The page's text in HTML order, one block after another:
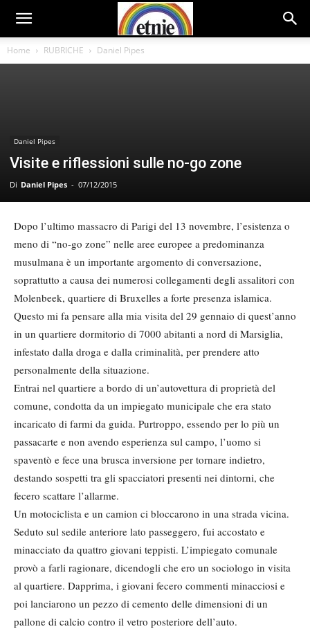
Home RUBRICHE Daniel Pipes
Daniel Pipes
Visite e riflessioni sulle no-go zone
Di Daniel Pipes - 07/12/2015
Dopo l’ultimo massacro di Parigi del 13 novembre, l’esistenza o
meno di “no-go zone” nelle aree europee a predominanza
musulmana è un importante argomento di conversazione,
soprattutto a causa dei numerosi collegamenti degli assalitori con
Molenbeek, quartiere di Bruxelles a forte presenza islamica.
Questo mi fa pensare alla mia visita del 29 gennaio di quest’anno
in un quartiere dormitorio di 7000 abitanti a nord di Marsiglia,
infestato dalla droga e dalla criminalità, per prendere atto
personalmente della situazione.
Entrai nel quartiere a bordo di un’autovettura di proprietà del
comune, condotta da un impiegato municipale che era stato
incaricato di farmi da guida. Purtroppo, essendo per lo più un
passacarte e non avendo esperienza sul campo, l’uomo si
spaventò e fece una brusca inversione per tornare indietro,
destando sospetti tra gli spacciatori presenti nei dintorni, che
fecero scattare l’allarme.
Un motociclista e un camion ci bloccarono in una strada vicina.
Seduto sul sedile anteriore lato passeggero, fui accostato e
minacciato da quattro giovani teppisti. L’impiegato comunale
provò a farli ragionare, dicendogli che ero un sociologo in visita
al quartiere. Dapprima, i giovani fecero commenti minacciosi e
poi lanciarono un pezzo di cemento delle dimensioni di un
pallone di calcio contro il vetro posteriore dell’auto.